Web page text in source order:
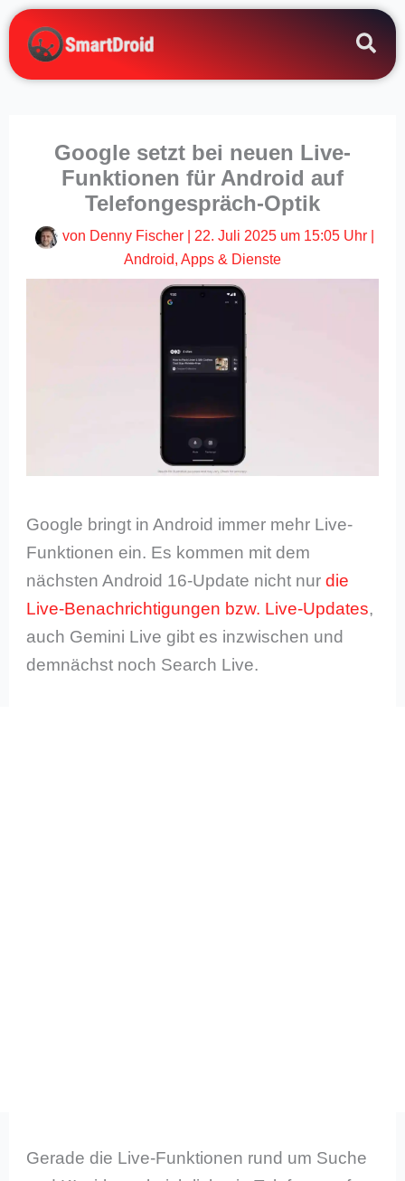
Zum
Inhalt
springen
Google setzt bei neuen Live-
Funktionen für Android auf
Telefongespräch-Optik
von Denny Fischer 22. Juli 2025 um 15:05 Uhr
Android, Apps & Dienste
Google bringt in Android immer mehr Live-
Funktionen ein. Es kommen mit dem
nächsten Android 16-Update nicht nurdie
Live-Benachrichtigungen bzw. Live-Updates,
auch Gemini Live gibt es inzwischen und
demnächst noch Search Live.
Gerade die Live-Funktionen rund um Suche